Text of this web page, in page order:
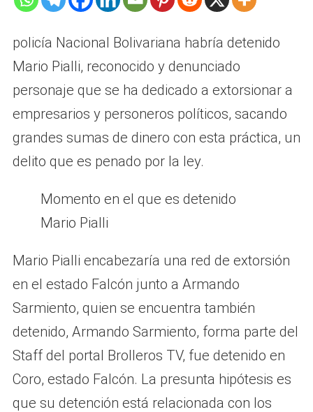
policía Nacional Bolivariana habría detenido
Mario Pialli, reconocido y denunciado
personaje que se ha dedicado a extorsionar a
empresarios y personeros políticos, sacando
grandes sumas de dinero con esta práctica, un
delito que es penado por la ley.
Momento en el que es detenido
Mario Pialli
Mario Pialli encabezaría una red de extorsión
en el estado Falcón junto a Armando
Sarmiento, quien se encuentra también
detenido, Armando Sarmiento, forma parte del
Staff del portal Brolleros TV, fue detenido en
Coro, estado Falcón. La presunta hipótesis es
que su detención está relacionada con los